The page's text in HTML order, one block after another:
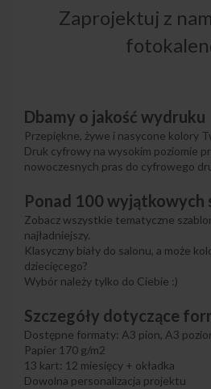
Zaprojektuj z
Dbamy o jakość wydruku
Przepiękne, żywe i nasycone kolory
Druk cyfrowy na wysokim poziomie
nowoczesnych pras do cyfrowego
Ponad 100 wyjątkowych
Zobacz wszystkie tematyczne
najładniejszy.
Klasyczny biały do salonu, a może
dziecięcego?
Wybór należy tylko do Ciebie :)
Szczegóły dotyczące
Dostępne formaty: A3 pion, A3
Papier 170 g/m2
13 kart: 12 miesięcy + okładka
Dowolna personalizacja projektu